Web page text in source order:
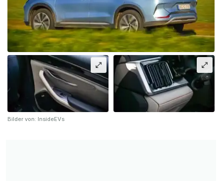
Bilder von: InsideEVs